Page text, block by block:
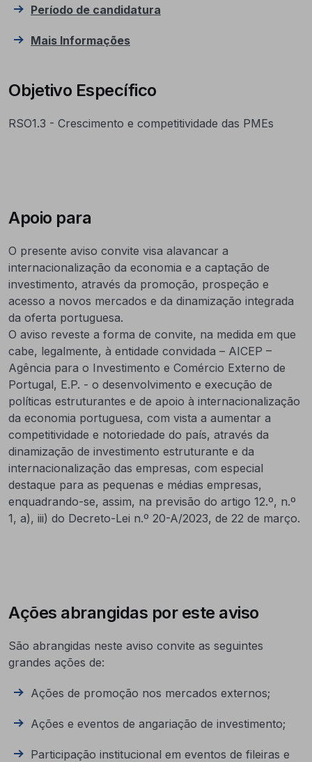
Período de candidatura
Mais Informações
Objetivo Específico
RSO1.3 - Crescimento e competitividade das PMEs
Apoio para
O presente aviso convite visa alavancar a
internacionalização da economia e a captação de
investimento, através da promoção, prospeção e
acesso a novos mercados e da dinamização integrada
da oferta portuguesa.
O aviso reveste a forma de convite, na medida em que
cabe, legalmente, à entidade convidada – AICEP –
Agência para o Investimento e Comércio Externo de
Portugal, E.P. - o desenvolvimento e execução de
políticas estruturantes e de apoio à internacionalização
da economia portuguesa, com vista a aumentar a
competitividade e notoriedade do país, através da
dinamização de investimento estruturante e da
internacionalização das empresas, com especial
destaque para as pequenas e médias empresas,
enquadrando-se, assim, na previsão do artigo 12.º, n.º
1, a), iii) do Decreto-Lei n.º 20-A/2023, de 22 de março.
Ações abrangidas por este aviso
São abrangidas neste aviso convite as seguintes
grandes ações de:
Ações de promoção nos mercados externos;
Ações e eventos de angariação de investimento;
Participação institucional em eventos de fileiras e